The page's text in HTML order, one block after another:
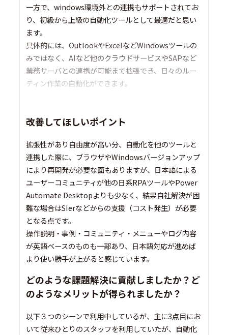
一方で、windows環境外との連携もサポートされてお
り、初級から上級の自動化ツールとして最適だと思い
ます。
具体的には、OutlookやExcelなどWindowsツールの
みではなく、AIなど他のクラウドサービスやSAPなど
業務サーバとの連携が可能まで拡張でき、日々のルー
ティン作業の自動化ができます。
改善してほしいポイント
拡張性があり自由度が高い分、自動化を他のツールと
連携した際に、ブラウザやWindowsバージョンアップ
により再開発が必要な面もありますが、日本語による
ユーザーコミュニティが他の日系RPAツールやPower
Automate Desktopよりも少なく、結果自社解決が困
難な場合はSIerなどからの支援（コスト発生）が必要
となる点です。
操作説明・事例・コミュニティ・メニューやログ内容
が英語ベースのものも一部あり、日本語対応が進めば
より使い勝手が上がると感じています。
どのような課題解決に貢献しましたか？ど
のようなメリットが得られましたか？
以下３つのシーンで利用中しているが、主に3点目にお
いて従来ひとりのスタッフを利用していたが、自動化